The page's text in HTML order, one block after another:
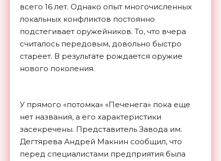
всего 16 лет. Однако опыт многочисленных
локальных конфликтов постоянно
подстегивает оружейников. То, что вчера
считалось передовым, довольно быстро
стареет. В результате рождается оружие
нового поколения.
У прямого «потомка» «Печенега» пока еще
нет названия, а его характеристики
засекречены. Представитель Завода им.
Дегтярева Андрей Макнин сообщил, что
перед специалистами предприятия была